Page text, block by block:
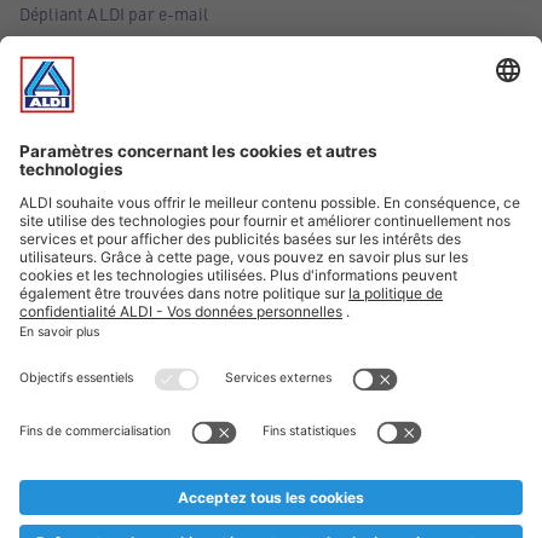
Dépliant ALDI par e-mail
Offres
Infos essentielles
Suivez ALDI Belgique
Textes marqués d'un astérisque et mentions légales
* Nous vendons ces articles temporairement et jusqu'à
au cas où, malgré le planning bien étudié, nous serions
prématurément en rupture de stock. Prix Recupel et TVA incl.
** Sur ce site, l’utilisation de la forme masculine a été adoptée